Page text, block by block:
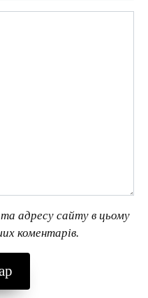
адресу сайту в цьому
коментарів.